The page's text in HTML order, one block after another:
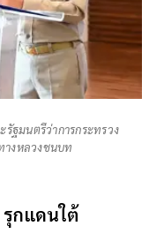
ฐมนตรีว่าการกระทรวง
างหลวงชนบท
กแดนใต้